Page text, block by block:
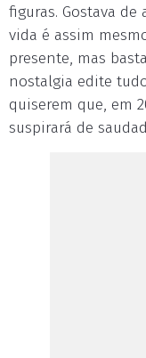
figuras. Gostava
vida é assim
presente, mas
nostalgia edite
quiserem que, em
suspirará de